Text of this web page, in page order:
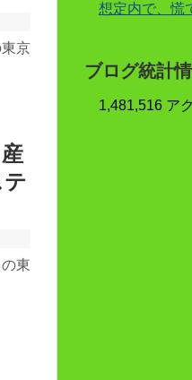
京
東
想定内で、慌
ブログ統計
1,481,516 ア